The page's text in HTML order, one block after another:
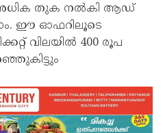
അധിക തുക നല്‍കി ആഡ്
ഈ ഓഫറിലൂടെ
വിലയില്‍ 400 രൂപ